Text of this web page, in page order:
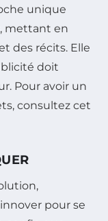
unique
mettant en
des récits. Elle
doit
Pour avoir un
consultez cet
pour se